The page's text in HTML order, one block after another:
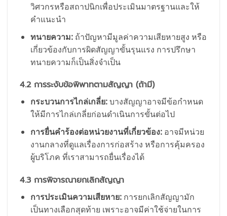
วิศวกรหรือสถาปนิกเพื่อประเมินมาตรฐานและให้
คำแนะนำ
ทนายความ:ถ้าปัญหามีมูลค่าความเสียหายสูง หรือ
เกี่ยวข้องกับการผิดสัญญาขั้นรุนแรง การปรึกษา
ทนายความก็เป็นสิ่งจำเป็น
4.2 การระงับข้อพิพาทตามสัญญา (ถ้ามี)
กระบวนการไกล่เกลี่ย:บางสัญญาอาจมีข้อกำหนด
ให้มีการไกล่เกลี่ยก่อนดำเนินการขั้นต่อไป
การยื่นคำร้องต่อหน่วยงานที่เกี่ยวข้อง:อาจมีหน่วย
งานกลางที่ดูแลเรื่องการก่อสร้าง หรือการคุ้มครอง
ผู้บริโภค ที่เราสามารถยื่นเรื่องได้
4.3 การพิจารณายกเลิกสัญญา
การประเมินความเสียหาย:การยกเลิกสัญญามัก
เป็นทางเลือกสุดท้าย เพราะอาจมีค่าใช้จ่ายในการ